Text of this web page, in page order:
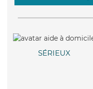
SÉRIEUX